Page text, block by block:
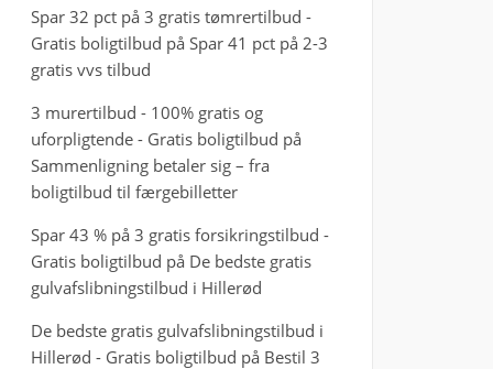
Spar 32 pct på 3 gratis tømrertilbud -
Gratis boligtilbud på Spar 41 pct på 2-3
gratis vvs tilbud
3 murertilbud - 100% gratis og
uforpligtende - Gratis boligtilbud på
Sammenligning betaler sig – fra
boligtilbud til færgebilletter
Spar 43 % på 3 gratis forsikringstilbud -
Gratis boligtilbud på De bedste gratis
gulvafslibningstilbud i Hillerød
De bedste gratis gulvafslibningstilbud i
Hillerød - Gratis boligtilbud på Bestil 3